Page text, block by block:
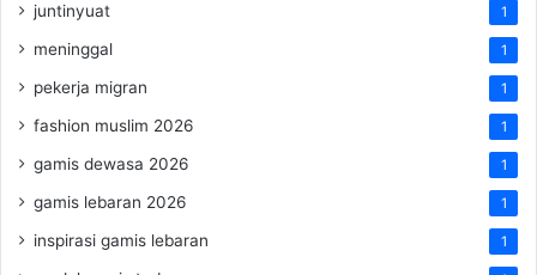
juntinyuat 1
meninggal 1
pekerja migran 1
fashion muslim 2026 1
gamis dewasa 2026 1
gamis lebaran 2026 1
inspirasi gamis lebaran 1